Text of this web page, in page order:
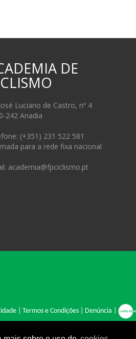
DE
Luciano de Castro, nº 4
242 Anadia
(+351) 231 522 581
para a rede fixa nacional
academia@fpciclismo.pt
| Termos e Condições| Denúncia
de Sites Profissionais.